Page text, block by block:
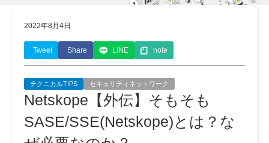
2022年8月4日
Tweet Share LINE note
テクニカルTIPS セキュリティネットワーク
Netskope【外伝】そもそも
SASE/SSE(Netskope)とは？な